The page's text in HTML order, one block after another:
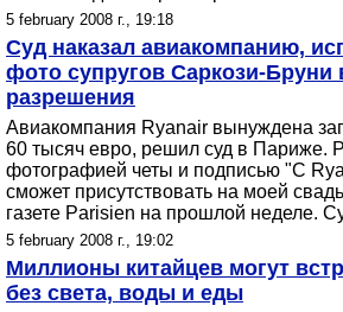
5 february 2008 г., 19:18
Суд наказал авиакомпанию,
фото супругов Саркози-Бруни
разрешения
Авиакомпания Ryanair вынуждена
60 тысяч евро, решил суд в Париже.
фотографией четы и подписью "С
сможет присутствовать на моей
газете Parisien на прошлой неделе.
5 february 2008 г., 19:02
Миллионы китайцев могут
без света, воды и еды